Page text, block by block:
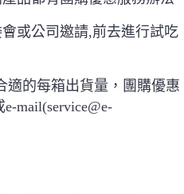
或公司邀請,前去進行試吃
的每箱出貨量，團購優惠
mail(service@e-